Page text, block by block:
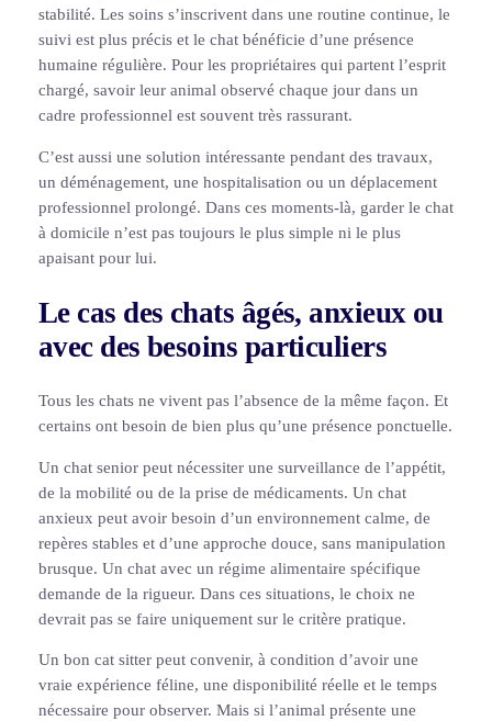
stabilité. Les soins s’inscrivent dans une routine continue, le
suivi est plus précis et le chat bénéficie d’une présence
humaine régulière. Pour les propriétaires qui partent l’esprit
chargé, savoir leur animal observé chaque jour dans un
cadre professionnel est souvent très rassurant.
C’est aussi une solution intéressante pendant des travaux,
un déménagement, une hospitalisation ou un déplacement
professionnel prolongé. Dans ces moments-là, garder le chat
à domicile n’est pas toujours le plus simple ni le plus
apaisant pour lui.
Le cas des chats âgés, anxieux ou
avec des besoins particuliers
Tous les chats ne vivent pas l’absence de la même façon. Et
certains ont besoin de bien plus qu’une présence ponctuelle.
Un chat senior peut nécessiter une surveillance de l’appétit,
de la mobilité ou de la prise de médicaments. Un chat
anxieux peut avoir besoin d’un environnement calme, de
repères stables et d’une approche douce, sans manipulation
brusque. Un chat avec un régime alimentaire spécifique
demande de la rigueur. Dans ces situations, le choix ne
devrait pas se faire uniquement sur le critère pratique.
Un bon cat sitter peut convenir, à condition d’avoir une
vraie expérience féline, une disponibilité réelle et le temps
nécessaire pour observer. Mais si l’animal présente une